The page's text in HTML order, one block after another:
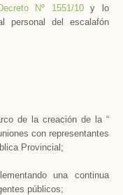
Nº 1551/10y lo
personal del escalafón
de la creación de la “
con representantes
Provincial;
una continua
públicos;